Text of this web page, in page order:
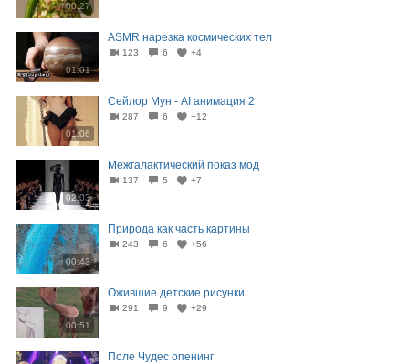
00:27
01:01
ASMR нарезка космических тел
123 6 +4
01:06
Сейлор Мун - AI анимация 2
287 6 −12
02:03
Межгалактический показ мод
137 5 +7
00:43
Природа как часть картины
243 6 +56
00:51
Ожившие детские рисунки
291 9 +29
Поле Чудес опенинг